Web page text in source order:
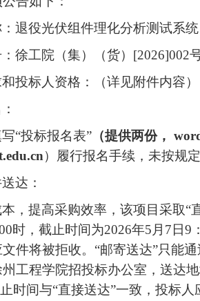
退役光伏组件理化分析测试系统
徐工院（集）（货）[2026]002
投标人资格：（详见附件内容）
“投标报名表” （提供两份，
）履行报名手续，未按规
达：
，提高采购效率，该项目采取“
时，截止时间为2026年5月7日
件将被拒收。“邮寄送达”只能
工程学院招投标办公室，送达
时间与“直接送达”一致，投标